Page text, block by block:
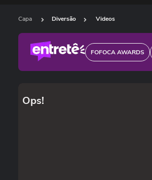
Capa Diversão Videos
FOFOCA AWARDS
Ops!